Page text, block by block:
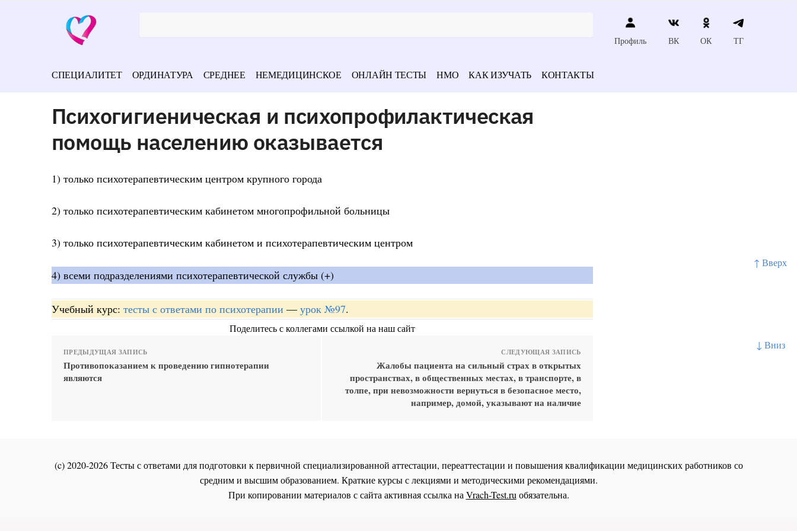
↑ Вверх
↓ Вниз
Профиль ВК ОК ТГ
СПЕЦИАЛИТЕТ ОРДИНАТУРА СРЕДНЕЕ НЕМЕДИЦИНСКОЕ ОНЛАЙН ТЕСТЫ НМО КАК ИЗУЧАТЬ КОНТАКТЫ
Психогигиеническая и психопрофилактическая
помощь населению оказывается
1) только психотерапевтическим центром крупного города
2) только психотерапевтическим кабинетом многопрофильной больницы
3) только психотерапевтическим кабинетом и психотерапевтическим центром
4) всеми подразделениями психотерапевтической службы (+)
Учебный курс: тесты с ответами по психотерапии — урок №97.
Поделитесь с коллегами ссылкой на наш сайт
ПРЕДЫДУЩАЯ ЗАПИСЬ
Противопоказанием к проведению гипнотерапии
являются
СЛЕДУЮЩАЯ ЗАПИСЬ
Жалобы пациента на сильный страх в открытых
пространствах, в общественных местах, в транспорте, в
толпе, при невозможности вернуться в безопасное место,
например, домой, указывают на наличие
(c) 2020-2026 Тесты с ответами для подготовки к первичной специализированной аттестации, переаттестации и повышения квалификации медицинских работников со
средним и высшим образованием. Краткие курсы с лекциями и методическими рекомендациями.
При копировании материалов с сайта активная ссылка наVrach-Test.ruобязательна.